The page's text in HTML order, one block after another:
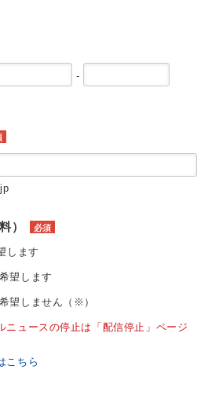
-
） 必須
します
望します
望しません（※）
ニュースの停止は「配信停止」ページ
こちら